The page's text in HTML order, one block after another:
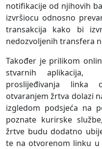
notifikacije od njihovih
izvršiocu odnosno
transakcija kako bi
nedozvoljenih transfera
Također je prilikom
stvarnih aplikacija,
proslijeđivanja
otvaranjem žrtva dolazi
izgledom podsjeća na
poznate kurirske
žrtve budu dodatno
te na otvorenom linku u